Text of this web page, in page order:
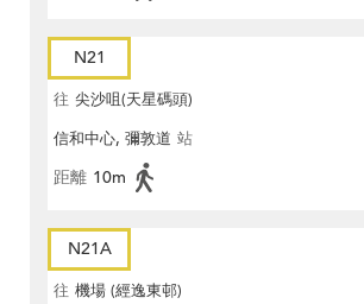
N21
往 尖沙咀(天星碼頭)
信和中心, 彌敦道 站
距離 10m
N21A
往 機場 (經逸東邨)